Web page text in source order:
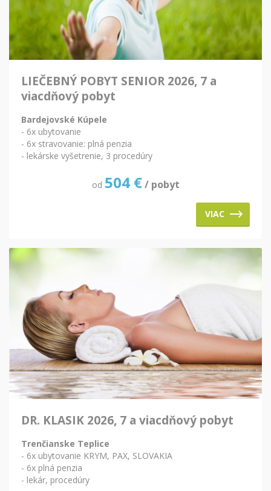
LIEČEBNÝ POBYT SENIOR 2026, 7 a
viacdňový pobyt
Bardejovské Kúpele
- 6x ubytovanie
- 6x stravovanie: plná penzia
- lekárske vyšetrenie, 3 procedúry
od 504 € / pobyt
VIAC
DR. KLASIK 2026, 7 a viacdňový pobyt
Trenčianske Teplice
- 6x ubytovanie KRYM, PAX, SLOVAKIA
- 6x plná penzia
- lekár, procedúry